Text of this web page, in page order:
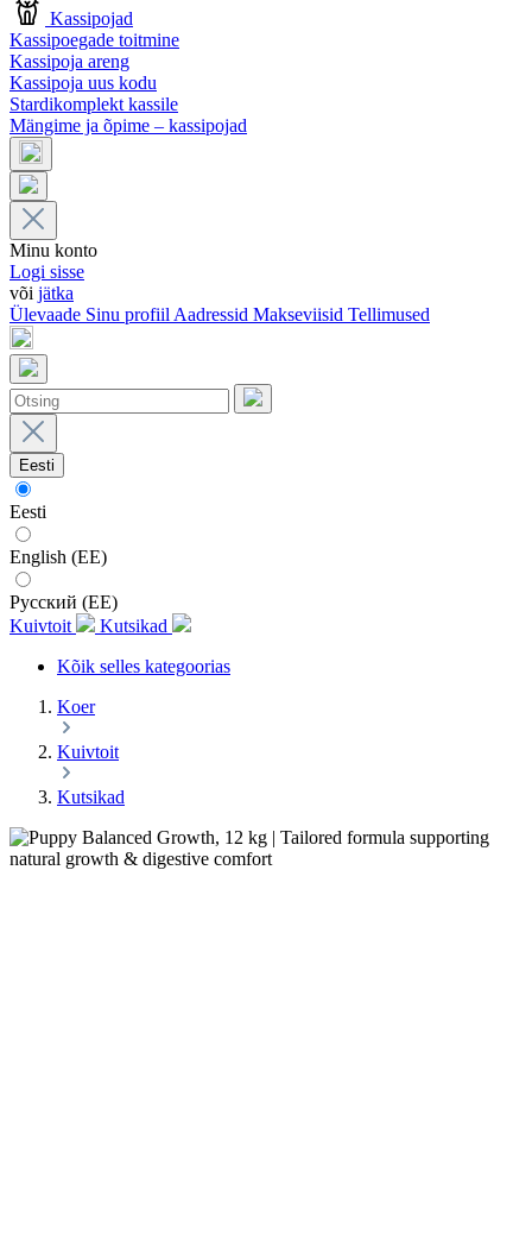
Kassipojad
Kassipoegade toitmine
Kassipoja areng
Kassipoja uus kodu
Stardikomplekt kassile
Mängime ja õpime – kassipojad
Minu konto
Logi sisse
või jätka
Ülevaade Sinu profiil Aadressid Makseviisid Tellimused
Eesti
Eesti
English (EE)
Русский (EE)
Kuivtoit
Kutsikad
Kõik selles kategoorias
Koer
Kuivtoit
Kutsikad